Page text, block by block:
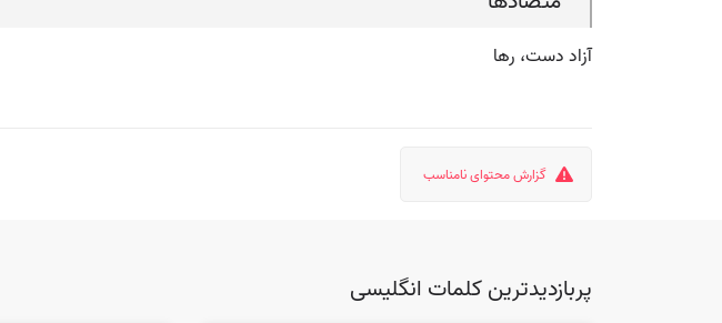
آزاد دست، رها
گزارش محتوای نامناسب
پربازدیدترین کلمات انگلیسی